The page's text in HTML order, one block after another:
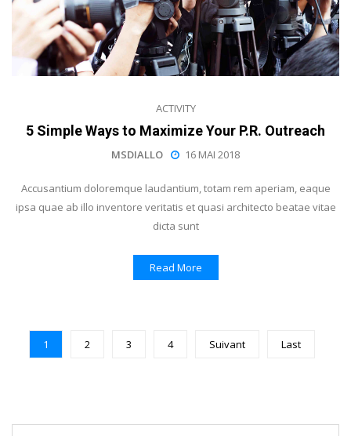
ACTIVITY
5 Simple Ways to Maximize Your P.R. Outreach
MSDIALLO 16 MAI 2018
Accusantium doloremque laudantium, totam rem aperiam, eaque
ipsa quae ab illo inventore veritatis et quasi architecto beatae vitae
dicta sunt
Read More
1 2 3 4 Suivant Last